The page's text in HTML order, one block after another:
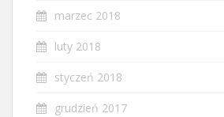
marzec 2018
luty 2018
styczeń 2018
grudzień 2017